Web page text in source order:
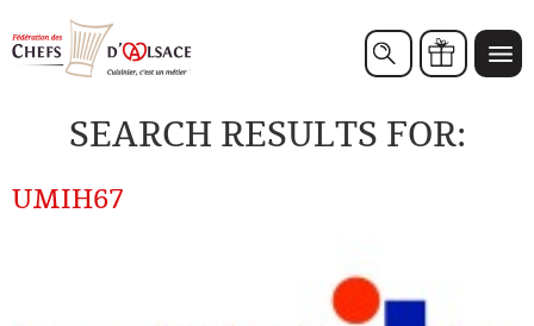
SEARCH RESULTS FOR:
UMIH67